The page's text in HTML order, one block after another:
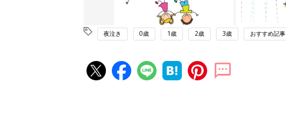
夜泣き 0歳 1歳 2歳 3歳 おすすめ記事